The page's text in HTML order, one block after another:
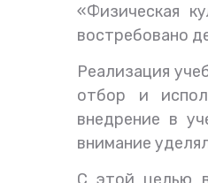
«Физическая
востребовано
Реализация
отбор и
внедрение в
внимание